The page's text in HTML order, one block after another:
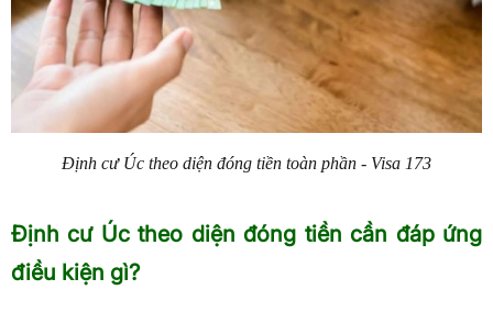
Định cư Úc theo diện đóng tiền toàn phần - Visa 173
Định cư Úc theo diện đóng tiền cần đáp ứng
điều kiện gì?